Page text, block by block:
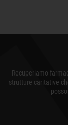
Recuperiamo
strutture caritative